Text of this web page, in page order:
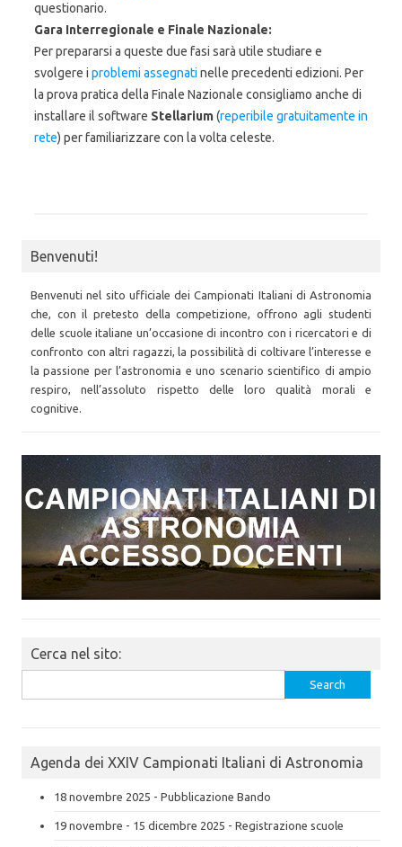
questionario.
Gara Interregionale e Finale Nazionale:
Per prepararsi a queste due fasi sarà utile studiare e
svolgere i problemi assegnati nelle precedenti edizioni. Per
la prova pratica della Finale Nazionale consigliamo anche di
installare il software Stellarium(reperibile gratuitamente in
rete) per familiarizzare con la volta celeste.
Benvenuti!
Benvenuti nel sito ufficiale dei Campionati Italiani di Astronomia
che, con il pretesto della competizione, offrono agli studenti
delle scuole italiane un’occasione di incontro con i ricercatori e di
confronto con altri ragazzi, la possibilità di coltivare l’interesse e
la passione per l’astronomia e uno scenario scientifico di ampio
respiro, nell’assoluto rispetto delle loro qualità morali e
cognitive.
Cerca nel sito:
for:
Agenda dei XXIV Campionati Italiani di Astronomia
18 novembre 2025 - Pubblicazione Bando
19 novembre - 15 dicembre 2025 - Registrazione scuole